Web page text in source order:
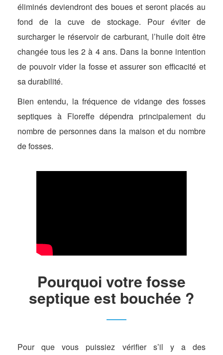
éliminés deviendront des boues et seront placés au
fond de la cuve de stockage. Pour éviter de
surcharger le réservoir de carburant, l’huile doit être
changée tous les 2 à 4 ans. Dans la bonne intention
de pouvoir vider la fosse et assurer son efficacité et
sa durabilité.
Bien entendu, la fréquence de vidange des fosses
septiques à Floreffe dépendra principalement du
nombre de personnes dans la maison et du nombre
de fosses.
Pourquoi votre fosse
septique est bouchée ?
Pour que vous puissiez vérifier s’il y a des